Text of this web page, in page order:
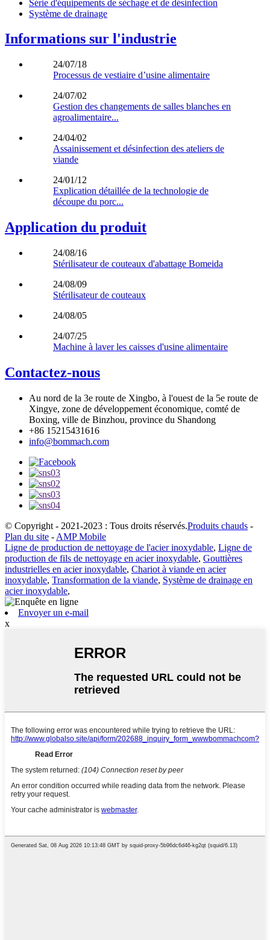
Série d'équipements de séchage et de désinfection
Système de drainage
Informations sur l'industrie
24/07/18
Processus de vestiaire d’usine alimentaire
24/07/02
Gestion des changements de salles blanches en
agroalimentaire...
24/04/02
Assainissement et désinfection des ateliers de
viande
24/01/12
Explication détaillée de la technologie de
découpe du porc...
Application du produit
24/08/16
Stérilisateur de couteaux d'abattage Bomeida
24/08/09
Stérilisateur de couteaux
24/08/05
24/07/25
Machine à laver les caisses d'usine alimentaire
Contactez-nous
Au nord de la 3e route de Xingbo, à l'ouest de la 5e route de
Xingye, zone de développement économique, comté de
Boxing, ville de Binzhou, province du Shandong
+86 15215431616
info@bommach.com
© Copyright - 2021-2023 : Tous droits réservés.Produits chauds -
Plan du site - AMP Mobile
Ligne de production de nettoyage de l'acier inoxydable, Ligne de
production de fils de nettoyage en acier inoxydable, Gouttières
industrielles en acier inoxydable, Chariot à viande en acier
inoxydable, Transformation de la viande, Système de drainage en
acier inoxydable,
Envoyer un e-mail
x